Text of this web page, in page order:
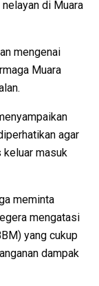
di Muara
mengenai
Muara
agar
keluar masuk
meminta
mengatasi
yang cukup
dampak